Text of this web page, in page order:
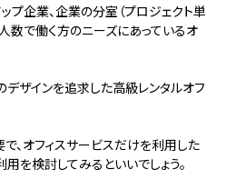
プ企業、企業の分室（プロジェクト単
数で働く方のニーズにあっているオ
ザインを追求した高級レンタルオフ
で、オフィスサービスだけを利用した
を検討してみるといいでしょう。